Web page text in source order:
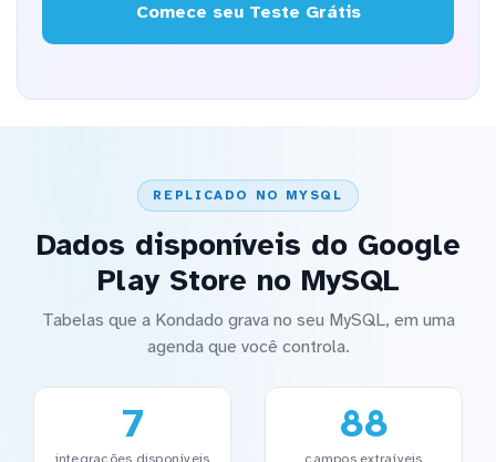
Comece seu Teste Grátis
REPLICADO NO MYSQL
Dados disponíveis do Google
Play Store no MySQL
Tabelas que a Kondado grava no seu MySQL, em uma
agenda que você controla.
7 88